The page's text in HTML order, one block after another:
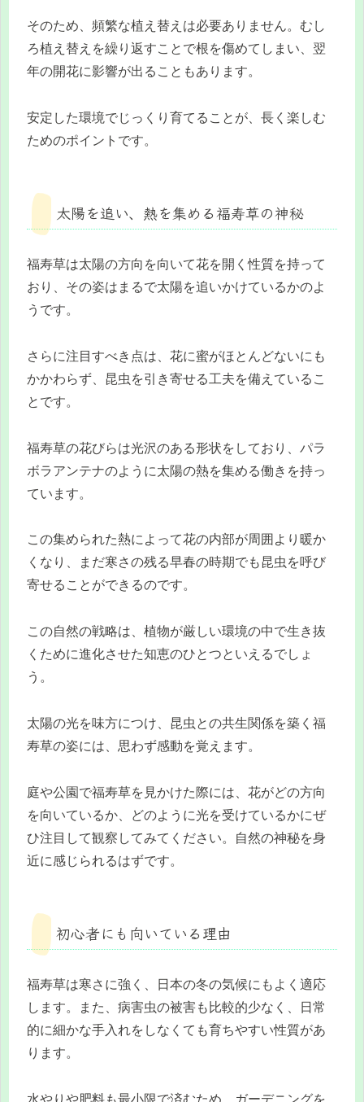
そのため、頻繁な植え替えは必要ありません。むし
ろ植え替えを繰り返すことで根を傷めてしまい、翌
年の開花に影響が出ることもあります。
安定した環境でじっくり育てることが、長く楽しむ
ためのポイントです。
太陽を追い、熱を集める福寿草の神秘
福寿草は太陽の方向を向いて花を開く性質を持って
おり、その姿はまるで太陽を追いかけているかのよ
うです。
さらに注目すべき点は、花に蜜がほとんどないにも
かかわらず、昆虫を引き寄せる工夫を備えているこ
とです。
福寿草の花びらは光沢のある形状をしており、パラ
ボラアンテナのように太陽の熱を集める働きを持っ
ています。
この集められた熱によって花の内部が周囲より暖か
くなり、まだ寒さの残る早春の時期でも昆虫を呼び
寄せることができるのです。
この自然の戦略は、植物が厳しい環境の中で生き抜
くために進化させた知恵のひとつといえるでしょ
う。
太陽の光を味方につけ、昆虫との共生関係を築く福
寿草の姿には、思わず感動を覚えます。
庭や公園で福寿草を見かけた際には、花がどの方向
を向いているか、どのように光を受けているかにぜ
ひ注目して観察してみてください。自然の神秘を身
近に感じられるはずです。
初心者にも向いている理由
福寿草は寒さに強く、日本の冬の気候にもよく適応
します。また、病害虫の被害も比較的少なく、日常
的に細かな手入れをしなくても育ちやすい性質があ
ります。
水やりや肥料も最小限で済むため、ガーデニングを